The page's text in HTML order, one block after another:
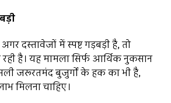
दस्तावेजों में स्पष्ट गड़बड़ी है, तो
रही है। यह मामला सिर्फ आर्थिक नुकसान
जरूरतमंद बुजुर्गों के हक का भी है,
मिलना चाहिए।